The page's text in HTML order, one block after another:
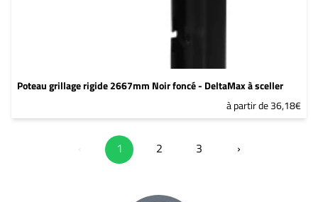
Poteau grillage rigide 2667mm Noir foncé - DeltaMax à sceller
à partir de 36,18€
‹ 1 2 3 ›